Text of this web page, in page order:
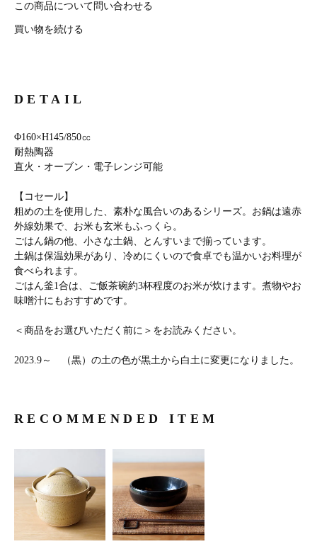
この商品について問い合わせる
買い物を続ける
DETAIL
Φ160×H145/850㏄
耐熱陶器
直火・オーブン・電子レンジ可能
【コセール】
粗めの土を使用した、素朴な風合いのあるシリーズ。お鍋は遠赤
外線効果で、お米も玄米もふっくら。
ごはん鍋の他、小さな土鍋、とんすいまで揃っています。
土鍋は保温効果があり、冷めにくいので食卓でも温かいお料理が
食べられます。
ごはん釜1合は、ご飯茶碗約3杯程度のお米が炊けます。煮物やお
味噌汁にもおすすめです。
＜商品をお選びいただく前に＞ をお読みください。
2023.9～ （黒）の土の色が黒土から白土に変更になりました。
RECOMMENDED ITEM